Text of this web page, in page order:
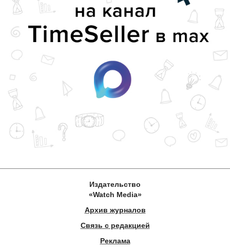
Издательство
«Watch Media»
Архив журналов
Связь с редакцией
Реклама